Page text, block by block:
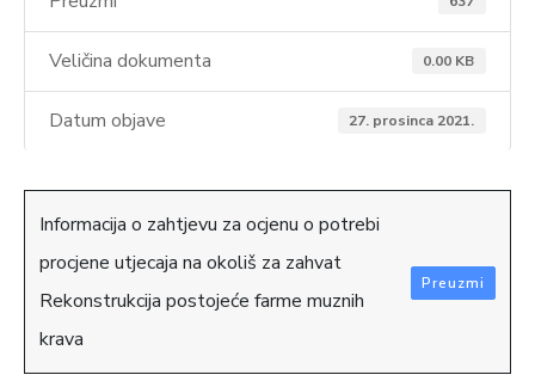
Veličina dokumenta 0.00 KB
Datum objave 27. prosinca 2021.
Informacija o zahtjevu za ocjenu o potrebi
procjene utjecaja na okoliš za zahvat
Rekonstrukcija postojeće farme muznih
krava
Preuzmi